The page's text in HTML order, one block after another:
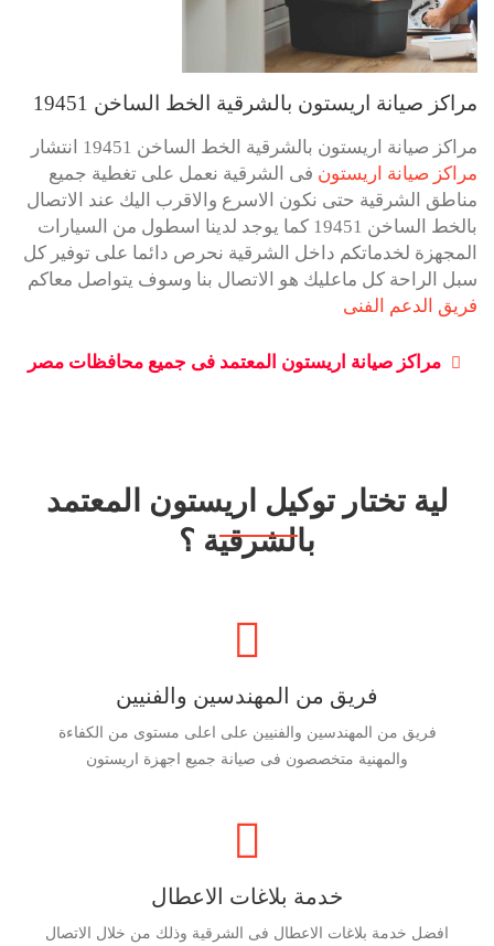
مراكز صيانة اريستون بالشرقية الخط الساخن 19451
مراكز صيانة اريستون بالشرقية الخط الساخن 19451 انتشار
مراكز صيانة اريستون فى الشرقية نعمل على تغطية جميع
مناطق الشرقية حتى نكون الاسرع والاقرب اليك عند الاتصال
بالخط الساخن 19451 كما يوجد لدينا اسطول من السيارات
المجهزة لخدماتكم داخل الشرقية نحرص دائما على توفير كل
سبل الراحة كل ماعليك هو الاتصال بنا وسوف يتواصل معاكم
فريق الدعم الفنى
لية تختار توكيل اريستون المعتمد
بالشرقية ؟
فريق من المهندسين والفنيين
فريق من المهندسين والفنيين على اعلى مستوى من الكفاءة
والمهنية متخصصون فى صيانة جميع اجهزة اريستون
خدمة بلاغات الاعطال
افضل خدمة بلاغات الاعطال فى الشرقية وذلك من خلال الاتصال